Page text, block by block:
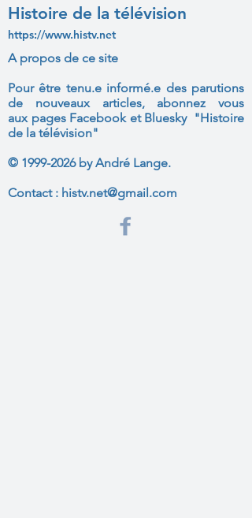
Histoire de la télévision
https://www.histv.net
A propos de ce site
Pour être tenu.e informé.e des parutions
de nouveaux articles, abonnez vous
aux pages Facebook et Bluesky "Histoire
de la télévision"
© 1999-2026by André Lange.
Contact : histv.net@gmail.com